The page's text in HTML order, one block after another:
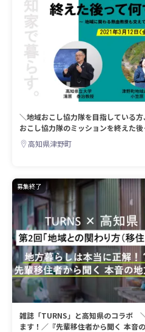
＼地域おこし協力隊を目指している
おこし協力隊のミッションを終えた後
高知県津野町
募集終了
雑誌「TURNS」と高知県のコラボ
ます！／『先輩移住者から聞く 本音